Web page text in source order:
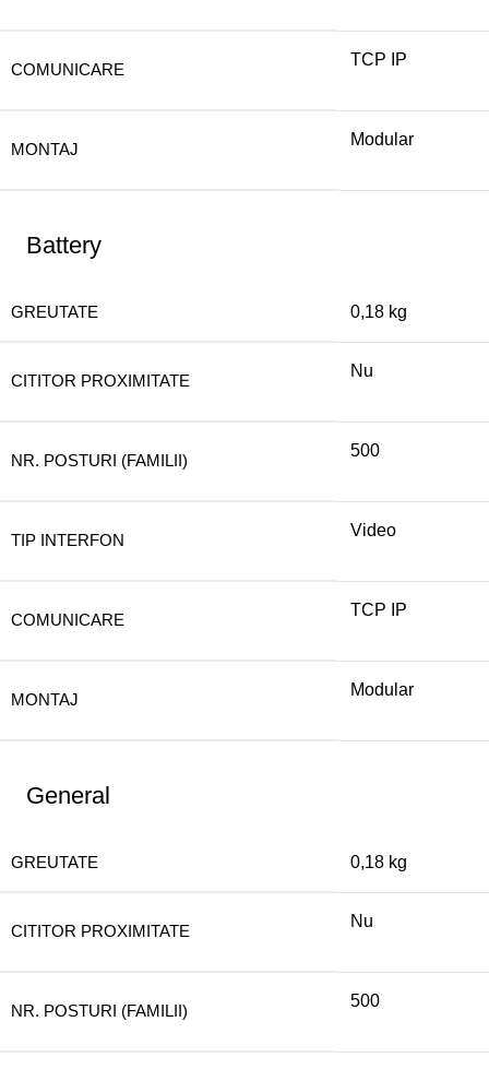
COMUNICARE
TCP IP
MONTAJ
Modular
Battery
GREUTATE 0,18 kg
CITITOR PROXIMITATE
Nu
NR. POSTURI (FAMILII)
500
TIP INTERFON
Video
COMUNICARE
TCP IP
MONTAJ
Modular
General
GREUTATE 0,18 kg
CITITOR PROXIMITATE
Nu
NR. POSTURI (FAMILII)
500